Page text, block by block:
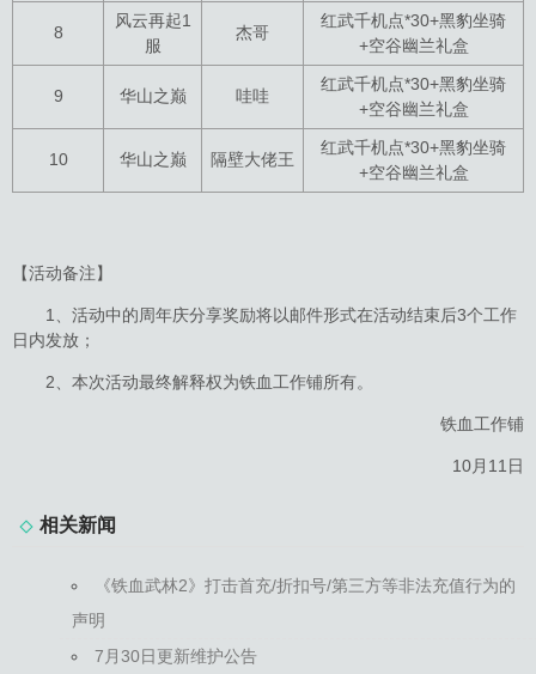
8
风云再起1
服
杰哥
红武千机点*30+黑豹坐骑
+空谷幽兰礼盒
9 华山之巅 哇哇
红武千机点*30+黑豹坐骑
+空谷幽兰礼盒
10 华山之巅 隔壁大佬王
红武千机点*30+黑豹坐骑
+空谷幽兰礼盒
【活动备注】
1、活动中的周年庆分享奖励将以邮件形式在活动结束后3个工作
日内发放；
2、本次活动最终解释权为铁血工作铺所有。
铁血工作铺
10月11日
相关新闻
《铁血武林2》打击首充/折扣号/第三方等非法充值行为的
声明
7月30日更新维护公告